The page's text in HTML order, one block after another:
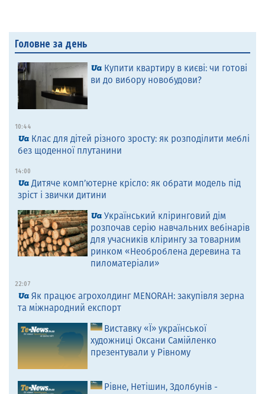
Головне за день
Купити квартиру в києві: чи готові
ви до вибору новобудови?
10:44
Клас для дітей різного зросту: як розподілити меблі
без щоденної плутанини
14:00
Дитяче комп’ютерне крісло: як обрати модель під
зріст і звички дитини
Український кліринговий дім
розпочав серію навчальних вебінарів
для учасників клірингу за товарним
ринком «Необроблена деревина та
пиломатеріали»
22:07
Як працює агрохолдинг MENORAH: закупівля зерна
та міжнародний експорт
Виставку «Ї» української
художниці Оксани Самійленко
презентували у Рівному
Рівне, Нетішин, Здолбунів -